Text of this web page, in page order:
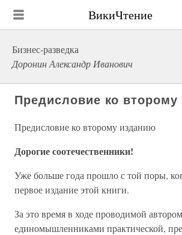
ВикиЧтение
Бизнес-разведка
Доронин Александр Иванович
Предисловие ко
Предисловие ко второму изданию
Дорогие соотечественники!
Уже больше года прошло с той поры,
первое издание этой книги.
За это время в ходе проводимой
единомышленниками практической,